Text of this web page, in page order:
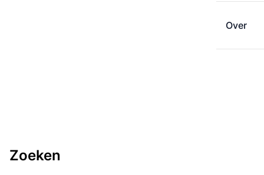
Over
Zoeken